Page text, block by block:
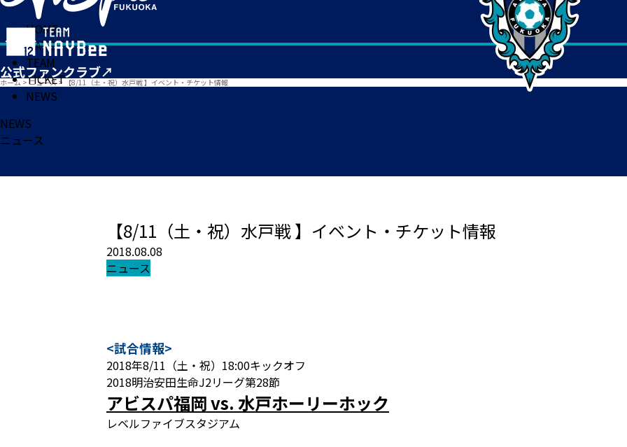
HOME
MATCH
TEAM
TICKET
NEWS
ホーム > ニュース> 【8/11（土・祝）水戸戦 】イベント・チケット情報
NEWS
ニュース
【8/11（土・祝）水戸戦 】イベント・チケット情報
2018.08.08
ニュース
<試合情報>
2018年8/11（土・祝）18:00キックオフ
2018明治安田生命J2リーグ第28節
アビスパ福岡 vs. 水戸ホーリーホック
レベルファイブスタジアム